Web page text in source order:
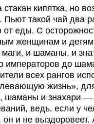
кипятка, но
Пьют такой чай два
от еды. С
женщинам и
и шаманы, и
императоров до
всех рангов
жизнь»,
шаманы и знахари
ведь, если у
и не выздоровеет.